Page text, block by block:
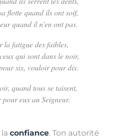
flotte quand ils ont soif,
quand il n'en ont pas.
la fatigue des faibles,
qui sont dans le noir,
six, vouloir pour dix.
quand tous se taisent,
pour eux au Seigneur.
confiance. Ton autorité